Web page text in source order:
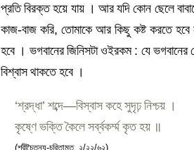
প্রতি বিরক্ত হয়ে যায় । আর যদি কোন ছেলে
কাজ-বাজ করি, তোমাকে আর কিছু কষ্ট করতে হবে
হবে । ভগবানের জিনিসটা ওইরকম : যে
বিশ্বাস থাকতে হবে ।
‘শ্রদ্ধা’ শব্দে—বিস্বাস কহে সুদৃঢ় নিশ্চয় ।
কৃষ্ণে ভক্তি কৈলে সর্ব্বকর্ম্ম কৃত হয় ॥
(শ্রীচৈতন্য-চরিতামৃত, ২/২২/৬২)